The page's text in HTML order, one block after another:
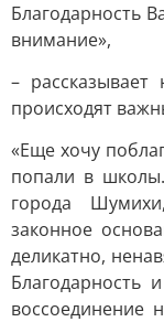
Благодарность
внимание»,
–
происходят
«Еще хочу
попали в
города
законное
деликатно,
Благодарность
воссоединение